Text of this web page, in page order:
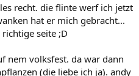
recht. die flinte werf ich jetzt
hat er mich gebracht...
seite ;D
nem volksfest. da war dann
(die liebe ich ja). andy